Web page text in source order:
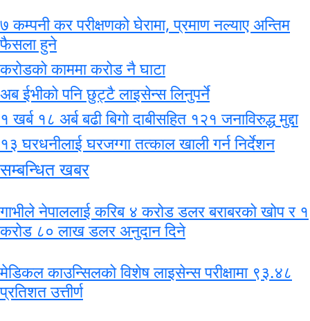
७ कम्पनी कर परीक्षणको घेरामा, प्रमाण नल्याए अन्तिम
फैसला हुने
करोडको काममा करोड नै घाटा
अब ईभीको पनि छुट्टै लाइसेन्स लिनुपर्ने
१ खर्ब १८ अर्ब बढी बिगो दाबीसहित १२१ जनाविरुद्ध मुद्दा
१३ घरधनीलाई घरजग्गा तत्काल खाली गर्न निर्देशन
सम्बन्धित खबर
गाभीले नेपाललाई करिब ४ करोड डलर बराबरको खोप र १
करोड ८० लाख डलर अनुदान दिने
मेडिकल काउन्सिलको विशेष लाइसेन्स परीक्षामा ९३.४८
प्रतिशत उत्तीर्ण